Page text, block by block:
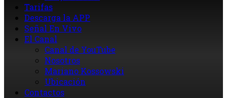
Tarifas
Descarga la APP
Señal En Vivo
El Canal
Canal de YouTube
Nosotros
Mariano Kossowski
Ubicación
Contactos